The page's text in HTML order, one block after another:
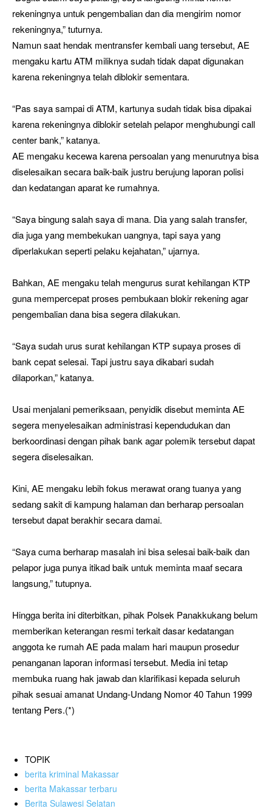
rekeningnya untuk pengembalian dan dia mengirim nomor
rekeningnya,” tuturnya.
Namun saat hendak mentransfer kembali uang tersebut, AE
mengaku kartu ATM miliknya sudah tidak dapat digunakan
karena rekeningnya telah diblokir sementara.
“Pas saya sampai di ATM, kartunya sudah tidak bisa dipakai
karena rekeningnya diblokir setelah pelapor menghubungi call
center bank,” katanya.
AE mengaku kecewa karena persoalan yang menurutnya bisa
diselesaikan secara baik-baik justru berujung laporan polisi
dan kedatangan aparat ke rumahnya.
“Saya bingung salah saya di mana. Dia yang salah transfer,
dia juga yang membekukan uangnya, tapi saya yang
diperlakukan seperti pelaku kejahatan,” ujarnya.
Bahkan, AE mengaku telah mengurus surat kehilangan KTP
guna mempercepat proses pembukaan blokir rekening agar
pengembalian dana bisa segera dilakukan.
“Saya sudah urus surat kehilangan KTP supaya proses di
bank cepat selesai. Tapi justru saya dikabari sudah
dilaporkan,” katanya.
Usai menjalani pemeriksaan, penyidik disebut meminta AE
segera menyelesaikan administrasi kependudukan dan
berkoordinasi dengan pihak bank agar polemik tersebut dapat
segera diselesaikan.
Kini, AE mengaku lebih fokus merawat orang tuanya yang
sedang sakit di kampung halaman dan berharap persoalan
tersebut dapat berakhir secara damai.
“Saya cuma berharap masalah ini bisa selesai baik-baik dan
pelapor juga punya itikad baik untuk meminta maaf secara
langsung,” tutupnya.
Hingga berita ini diterbitkan, pihak Polsek Panakkukang belum
memberikan keterangan resmi terkait dasar kedatangan
anggota ke rumah AE pada malam hari maupun prosedur
penanganan laporan informasi tersebut. Media ini tetap
membuka ruang hak jawab dan klarifikasi kepada seluruh
pihak sesuai amanat Undang-Undang Nomor 40 Tahun 1999
tentang Pers.(*)
TOPIK
berita kriminal Makassar
berita Makassar terbaru
Berita Sulawesi Selatan